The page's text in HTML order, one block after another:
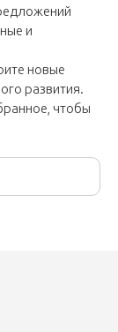
и
новые
развития.
чтобы